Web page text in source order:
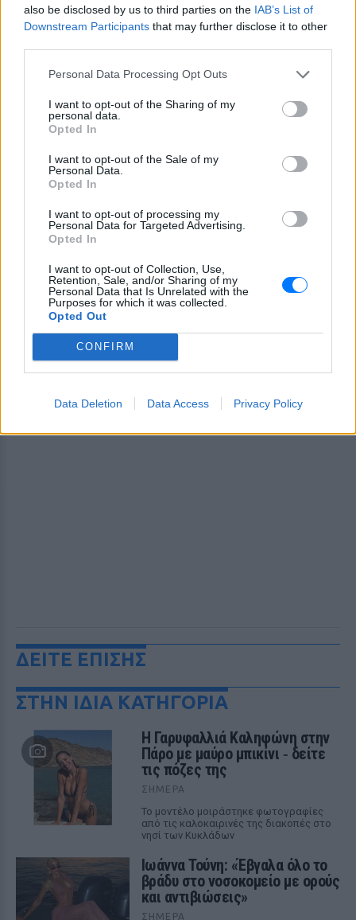
also be disclosed by us to third parties on the IAB’s List of
Downstream Participants that may further disclose it to other
Personal Data Processing Opt Outs
I want to opt-out of the Sharing of my
personal data.
Opted In
I want to opt-out of the Sale of my
Personal Data.
Opted In
I want to opt-out of processing my
Personal Data for Targeted Advertising.
Opted In
I want to opt-out of Collection, Use,
Retention, Sale, and/or Sharing of my
Personal Data that Is Unrelated with the
Purposes for which it was collected.
Opted Out
CONFIRM
Data Deletion Data Access Privacy Policy
Ακολουθήστε το E-Radio.gr στο
Google News
και μάθετε πρώτοι
Διαβάστε περισσότερα θέματα για Μόδα,
Ομορφιά,Σχέσεις
Pink.gr
Ακολουθήστε το E-Radio.gr και στο Instagram
ΔΙΑΦΗΜΙΣΗ
ΔΕΙΤΕ ΕΠΙΣΗΣ
ΣΤΗΝ ΙΔΙΑ ΚΑΤΗΓΟΡΙΑ
Η Γαρυφαλλιά Καληφώνη στην
Πάρο με μαύρο μπικίνι ‑ δείτε
τις πόζες της
ΣΉΜΕΡΑ
Το μοντέλο μοιράστηκε φωτογραφίες
από τις καλοκαιρινές της διακοπές στο
νησί των Κυκλάδων
Ιωάννα Τούνη: «Έβγαλα όλο το
βράδυ στο νοσοκομείο με ορούς
και αντιβιώσεις»
ΣΉΜΕΡΑ